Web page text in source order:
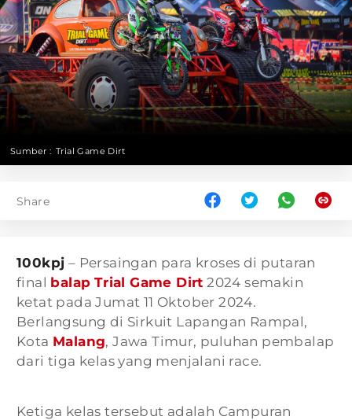
Sumber : Trial Game Dirt
Share
100kpj – Persaingan para kroses di putaran
final balap Trial Game Dirt 2024 semakin
ketat pada Jumat 11 Oktober 2024.
Berlangsung di Sirkuit Lapangan Rampal,
Kota Malang, Jawa Timur, puluhan pembalap
dari tiga kelas yang menjalani race.
Ketiga kelas tersebut adalah Campuran